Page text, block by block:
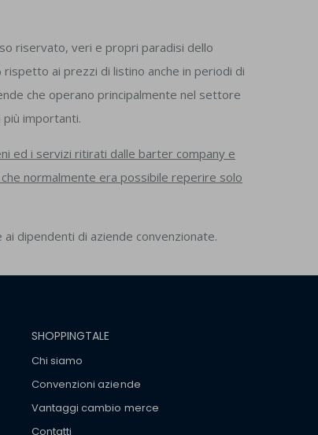
riservato, veri e propri paradisi dello
ai prezzi di listino anche in periodi di
che operano principalmente nel settore
importanti.
ed i servizi ritirati dalle barter company e
normalmente era possibile reperire solo
dipendenti di aziende convenzionate.
SHOPPINGTALE
Chi siamo
Convenzioni aziende
Vantaggi cambio merce
Contatti